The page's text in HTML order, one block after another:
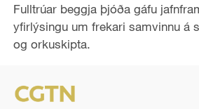
Fulltrúar beggja þjóða gáfu
yfirlýsingu um frekari samvinnu á
og orkuskipta.